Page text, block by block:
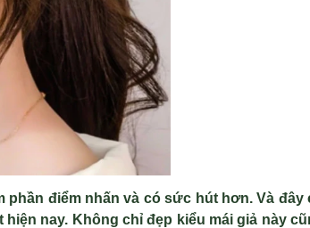
điểm nhấn và có sức hút hơn. Và đây
nay. Không chỉ đẹp kiểu mái giả này